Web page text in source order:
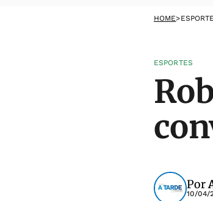
HOME>
ESPORTES
Por
10/04/